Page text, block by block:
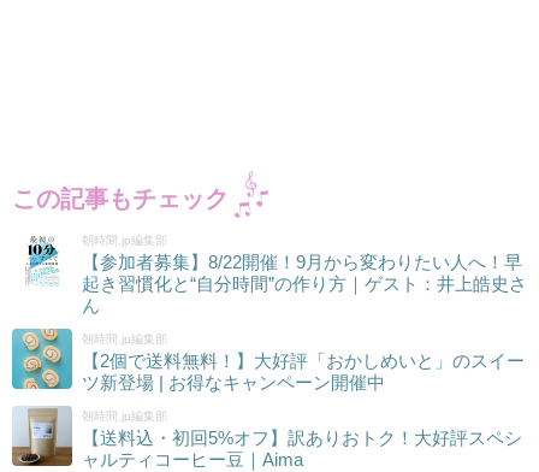
この記事もチェック
朝時間.jp編集部
【参加者募集】8/22開催！9月から変わりたい人へ！早
起き習慣化と“自分時間”の作り方｜ゲスト：井上皓史さ
ん
朝時間.jp編集部
【2個で送料無料！】大好評「おかしめいと」のスイー
ツ新登場 | お得なキャンペーン開催中
朝時間.jp編集部
【送料込・初回5%オフ】訳ありおトク！大好評スペシ
ャルティコーヒー豆｜Aima